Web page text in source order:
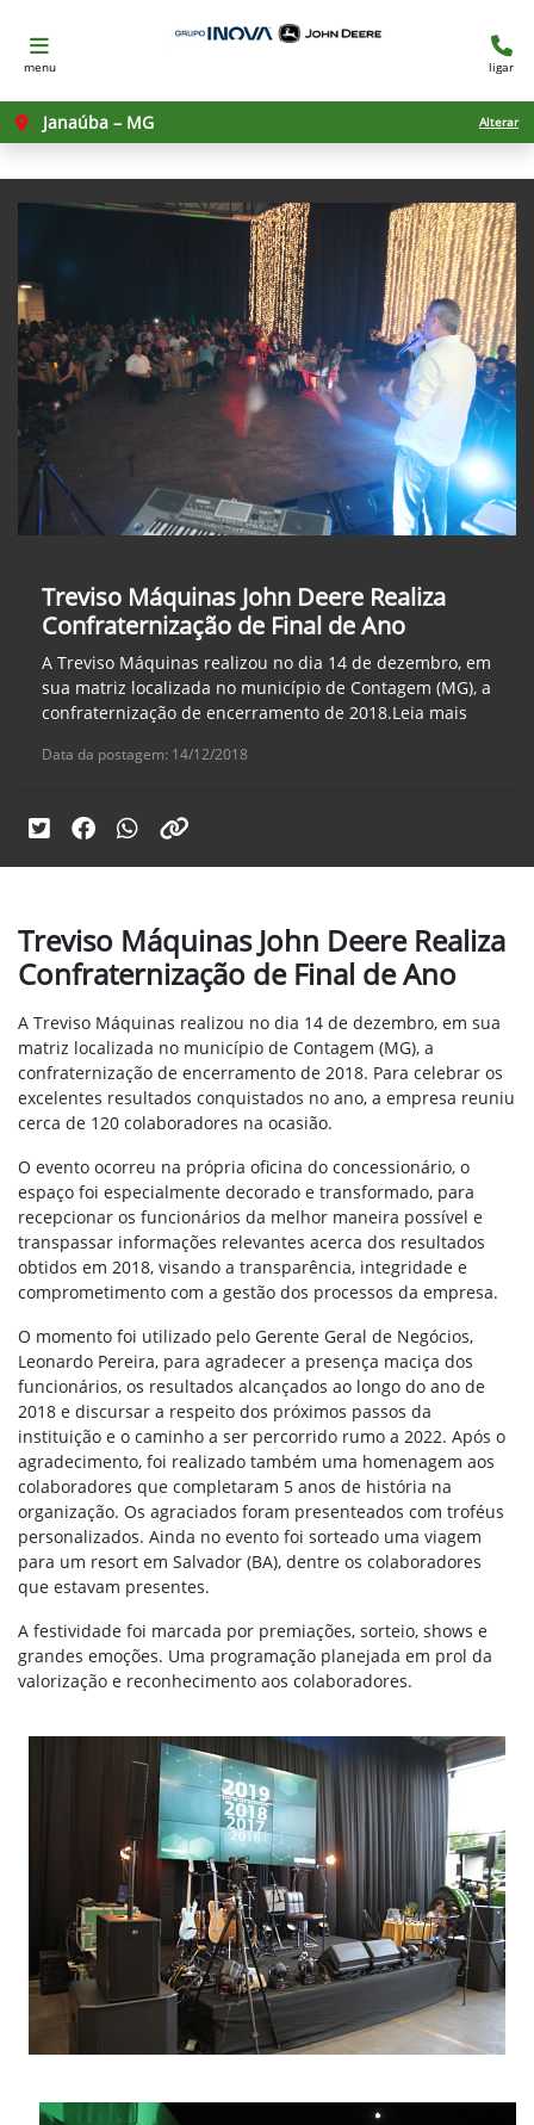
menu ligar
Janaúba – MG Alterar
Treviso Máquinas John Deere Realiza
Confraternização de Final de Ano
A Treviso Máquinas realizou no dia 14 de dezembro, em
sua matriz localizada no município de Contagem (MG), a
confraternização de encerramento de 2018.Leia mais
Data da postagem: 14/12/2018
Treviso Máquinas John Deere Realiza
Confraternização de Final de Ano
A Treviso Máquinas realizou no dia 14 de dezembro, em sua
matriz localizada no município de Contagem (MG), a
confraternização de encerramento de 2018. Para celebrar os
excelentes resultados conquistados no ano, a empresa reuniu
cerca de 120 colaboradores na ocasião.
O evento ocorreu na própria oficina do concessionário, o
espaço foi especialmente decorado e transformado, para
recepcionar os funcionários da melhor maneira possível e
transpassar informações relevantes acerca dos resultados
obtidos em 2018, visando a transparência, integridade e
comprometimento com a gestão dos processos da empresa.
O momento foi utilizado pelo Gerente Geral de Negócios,
Leonardo Pereira, para agradecer a presença maciça dos
funcionários, os resultados alcançados ao longo do ano de
2018 e discursar a respeito dos próximos passos da
instituição e o caminho a ser percorrido rumo a 2022. Após o
agradecimento, foi realizado também uma homenagem aos
colaboradores que completaram 5 anos de história na
organização. Os agraciados foram presenteados com troféus
personalizados. Ainda no evento foi sorteado uma viagem
para um resort em Salvador (BA), dentre os colaboradores
que estavam presentes.
A festividade foi marcada por premiações, sorteio, shows e
grandes emoções. Uma programação planejada em prol da
valorização e reconhecimento aos colaboradores.